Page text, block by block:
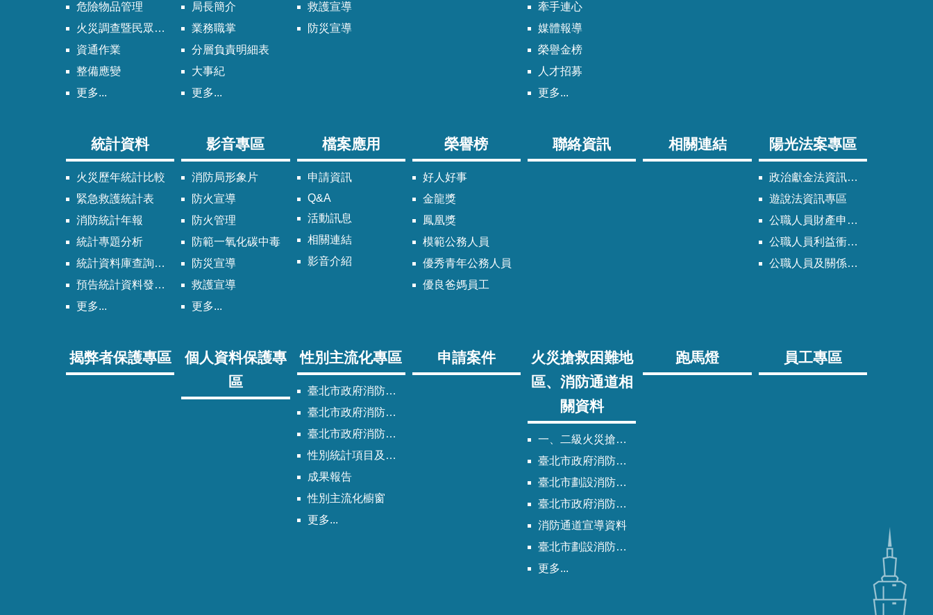
危險物品管理
火災調查暨民眾申請服務
資通作業
整備應變
更多...
局長簡介
業務職掌
分層負責明細表
大事紀
更多...
救護宣導
防災宣導
牽手連心
媒體報導
榮譽金榜
人才招募
更多...
統計資料
火災歷年統計比較
緊急救護統計表
消防統計年報
統計專題分析
統計資料庫查詢系統
預告統計資料發布時間表
更多...
影音專區
消防局形象片
防火宣導
防火管理
防範一氧化碳中毒
防災宣導
救護宣導
更多...
檔案應用
申請資訊
Q&A
活動訊息
相關連結
影音介紹
榮譽榜
好人好事
金龍獎
鳳凰獎
模範公務人員
優秀青年公務人員
優良爸媽員工
聯絡資訊 相關連結 陽光法案專區
政治獻金法資訊專區
遊說法資訊專區
公職人員財產申報法資訊專區
公職人員利益衝突迴避法資訊專區
公職人員及關係人身分關係公開專區
揭弊者保護專區
個人資料保護專
區
性別主流化專區
臺北市政府消防局性別主流化實施計畫
臺北市政府消防局性別平等專案小組委員名單
臺北市政府消防局歷次性別平等專案小組會議紀錄
性別統計項目及指標
成果報告
性別主流化櫥窗
更多...
申請案件
火災搶救困難地
區、消防通道相
關資料
一、二級火災搶救困難地區
臺北市政府消防局劃設消防通道清冊
臺北市劃設消防通道Q&A
臺北市政府消防通道劃設及管理作業程序
消防通道宣導資料
臺北市劃設消防通道說帖
更多...
跑馬燈 員工專區